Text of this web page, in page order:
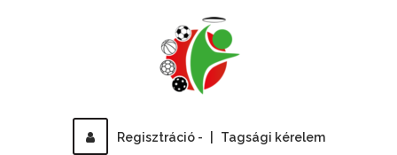
Regisztráció - Tagsági kérelem